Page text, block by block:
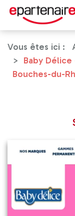
Vous êtes ici :
Baby
Bouches-du-